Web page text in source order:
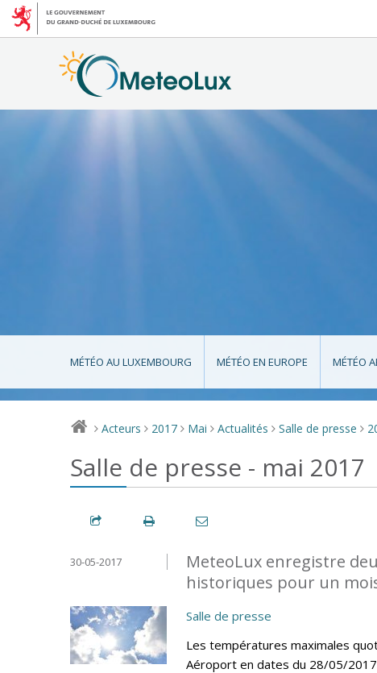
MÉTÉO AU LUXEMBOURG MÉTÉO EN EUROPE MÉTÉO
> Acteurs > 2017 > Mai > Actualités > Salle de presse >
Salle de presse - mai 2017
MeteoLux enregistre
historiques pour un
30-05-2017
Salle de presse
Les températures maximales
Aéroport en dates du 28/05/